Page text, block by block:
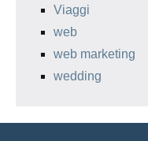
Viaggi
web
web marketing
wedding